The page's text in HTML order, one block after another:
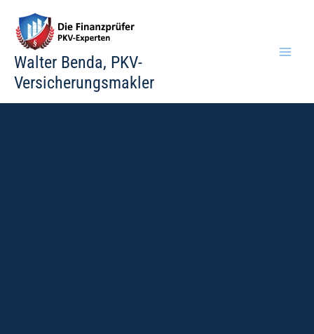
Inhalt
springen
Walter Benda, PKV-
Versicherungsmakler